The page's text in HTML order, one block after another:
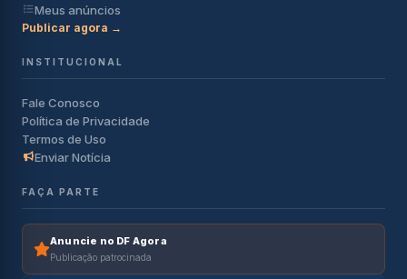
Meus anúncios
Publicar agora →
INSTITUCIONAL
Fale Conosco
Política de Privacidade
Termos de Uso
Enviar Notícia
FAÇA PARTE
Anuncie no DF Agora
Publicação patrocinada